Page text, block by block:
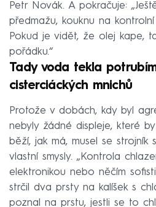
Petr Novák. A pokračuje:
předmažu, kouknu na
Pokud je vidět, že olej kape,
pořádku.“
Tady voda tekla
cisterciáckých mnichů
Protože v dobách, kdy byl
nebyly žádné displeje, které
běží, jak má, musel se strojník
vlastní smysly. „Kontrola
elektronikou nebo něčím
strčil dva prsty na kalíšek s
poznal na prstu, jestli se to